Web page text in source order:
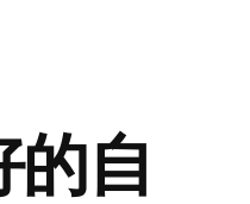
的自